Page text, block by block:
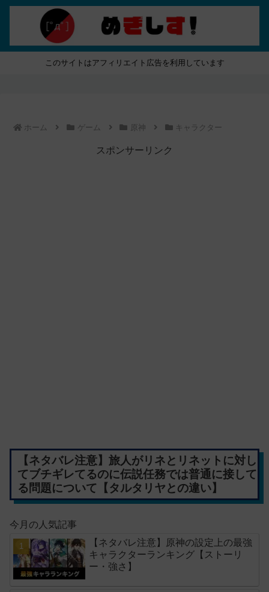
このサイトはアフィリエイト広告を利用しています
ホーム ゲーム 原神 キャラクター
スポンサーリンク
【ネタバレ注意】旅人がリネとリネットに対し
てブチギレてるのに伝説任務では普通に接して
る問題について【タルタリヤとの違い】
今月の人気記事
【ネタバレ注意】原神の設定上の最強
キャラクターランキング【ストーリ
ー・強さ】